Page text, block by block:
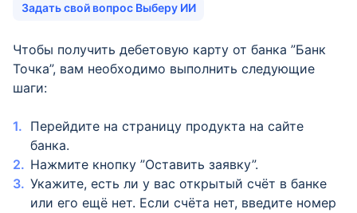
Задать свой вопрос Выберу ИИ
Чтобы получить дебетовую карту от банка ”Банк
Точка”, вам необходимо выполнить следующие
шаги:
Перейдите на страницу продукта на сайте
банка.
Нажмите кнопку ”Оставить заявку”.
Укажите, есть ли у вас открытый счёт в банке
или его ещё нет. Если счёта нет, введите номер